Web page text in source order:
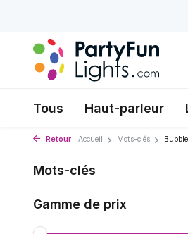
Tous Haut-parleur
Retour Accueil Mots-clés
Mots-clés
Gamme de prix